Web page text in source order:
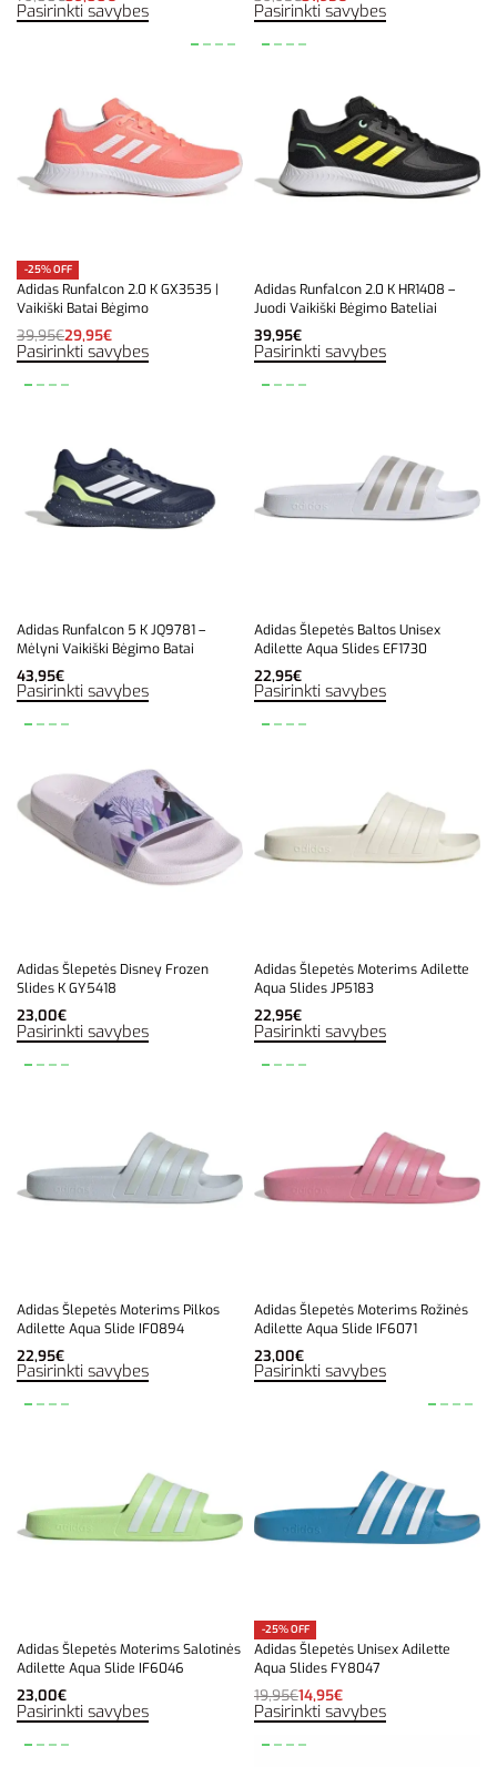
Pasirinkti savybes Pasirinkti savybes
-25% OFF
Adidas Runfalcon 2.0 K GX3535 |
Vaikiški Batai Bėgimo
39,95€29,95€
Pasirinkti savybes
Adidas Runfalcon 2.0 K HR1408 –
Juodi Vaikiški Bėgimo Bateliai
39,95€
Pasirinkti savybes
Adidas Runfalcon 5 K JQ9781 –
Mėlyni Vaikiški Bėgimo Batai
43,95€
Pasirinkti savybes
Adidas Šlepetės Baltos Unisex
Adilette Aqua Slides EF1730
22,95€
Pasirinkti savybes
Adidas Šlepetės Disney Frozen
Slides K GY5418
23,00€
Pasirinkti savybes
Adidas Šlepetės Moterims Adilette
Aqua Slides JP5183
22,95€
Pasirinkti savybes
Adidas Šlepetės Moterims Pilkos
Adilette Aqua Slide IF0894
22,95€
Pasirinkti savybes
Adidas Šlepetės Moterims Rožinės
Adilette Aqua Slide IF6071
23,00€
Pasirinkti savybes
Adidas Šlepetės Moterims Salotinės
Adilette Aqua Slide IF6046
23,00€
Pasirinkti savybes
-25% OFF
Adidas Šlepetės Unisex Adilette
Aqua Slides FY8047
19,95€14,95€
Pasirinkti savybes